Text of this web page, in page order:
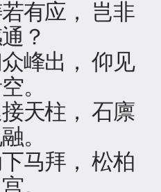
有应， 岂非
？
峰出， 仰见
。
天柱， 石廪
。
马拜， 松柏
。